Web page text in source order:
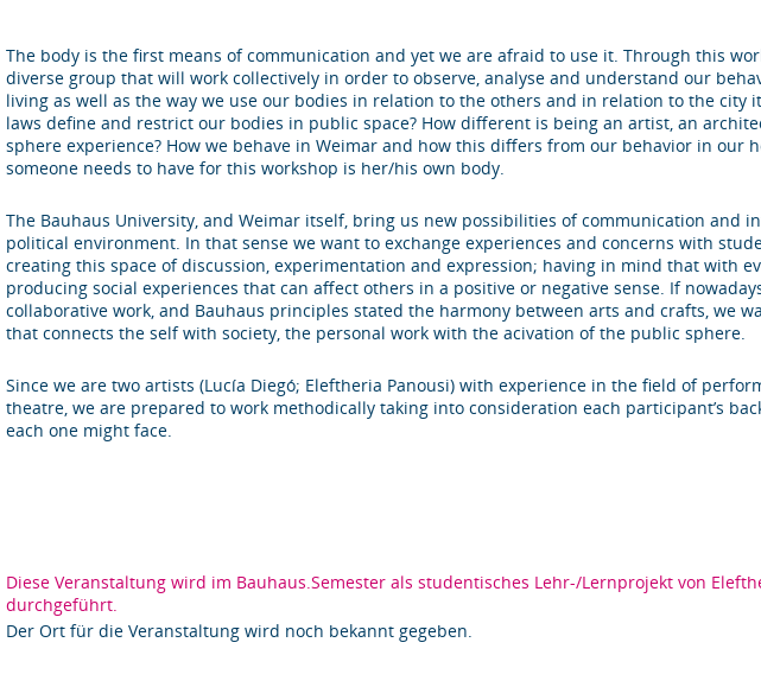
The body is the first means of communication and yet we are afraid to use it. Through this
diverse group that will work collectively in order to observe, analyse and understand our
living as well as the way we use our bodies in relation to the others and in relation to the city
laws define and restrict our bodies in public space? How diﬀerent is being an artist, an
sphere experience? How we behave in Weimar and how this diﬀers from our behavior in our
someone needs to have for this workshop is her/his own body.
The Bauhaus University, and Weimar itself, bring us new possibilities of communication and
political environment. In that sense we want to exchange experiences and concerns with
creating this space of discussion, experimentation and expression; having in mind that with
producing social experiences that can aﬀect others in a positive or negative sense. If
collaborative work, and Bauhaus principles stated the harmony between arts and crafts, we
that connects the self with society, the personal work with the acivation of the public sphere.
Since we are two artists (Lucía Diegó; Eleftheria Panousi) with experience in the field of
theatre, we are prepared to work methodically taking into consideration each participant’s
each one might face.
Diese Veranstaltung wird im Bauhaus.Semester als studentisches Lehr-/Lernprojekt von
durchgeführt.
Der Ort für die Veranstaltung wird noch bekannt gegeben.